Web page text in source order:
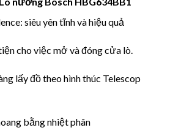
siêu yên tĩnh và hiệu quả
cho việc mở và đóng cửa lò.
lấy đồ theo hình thúc Telescop
bằng nhiệt phân